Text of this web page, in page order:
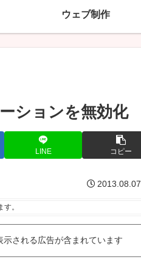
ウェブ制作
ションを無効化
LINE コピー
2013.08.07
。
される広告が含まれています